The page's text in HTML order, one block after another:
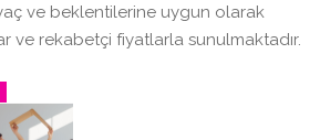
ve beklentilerine uygun olarak
ve rekabetçi fiyatlarla sunulmaktadır.